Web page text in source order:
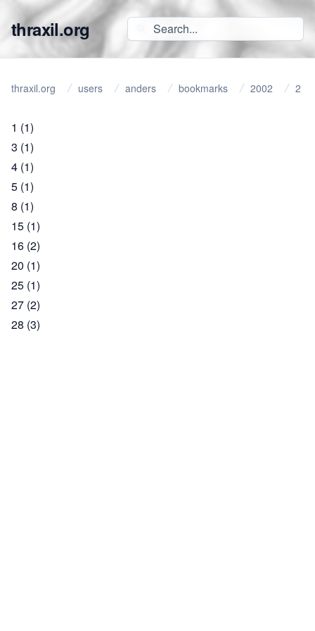
thraxil.org
thraxil.org users anders bookmarks 2002 2
1 (1)
3 (1)
4 (1)
5 (1)
8 (1)
15 (1)
16 (2)
20 (1)
25 (1)
27 (2)
28 (3)